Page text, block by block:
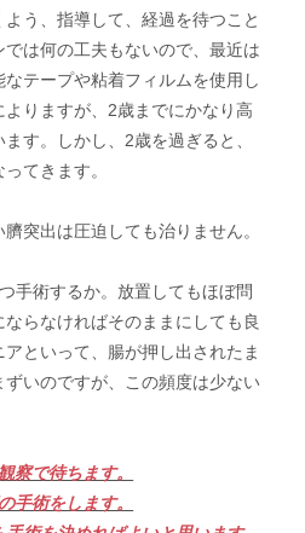
う、指導して、経過を待つこと
は何の工夫もないので、最近は
テープや粘着フィルムを使用し
りますが、2歳までにかなり高
す。しかし、2歳を過ぎると、
てきます。
突出は圧迫しても治りません。
手術するか。放置してもほぼ問
らなければそのままにしても良
といって、腸が押し出されたま
いのですが、この頻度は少ない
察で待ちます。
手術をします。